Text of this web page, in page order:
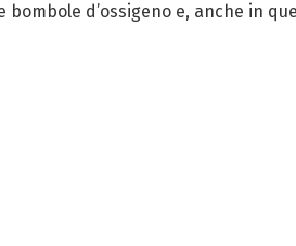
d’ossigeno e, anche in